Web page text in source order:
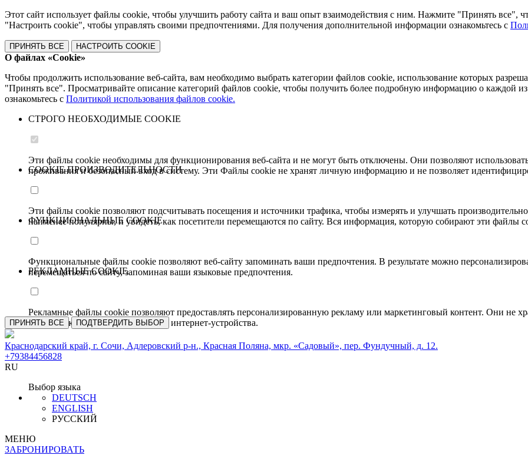
Этот сайт использует файлы cookie, чтобы улучшить работу сайта и ваш опыт взаимодействия с ним. Нажмите "Принять все",
"Настроить cookie", чтобы управлять своими предпочтениями. Для получения дополнительной информации ознакомьтесь с
ПРИНЯТЬ ВСЕ НАСТРОИТЬ COOKIE
О файлах «Cookie»
Чтобы продолжить использование веб-сайта, вам необходимо выбрать категории файлов cookie, использование которых
"Принять все". Просматривайте описание категорий файлов cookie, чтобы получить более подробную информацию о каждой
ознакомьтесь с Политикой использования файлов cookie.
СТРОГО НЕОБХОДИМЫЕ COOKIE
Эти файлы cookie необходимы для функционирования веб-сайта и не могут быть отключены. Они позволяют
проживания и безопасный вход в систему. Эти Файлы cookie не хранят личную информацию и не позволяет
COOKIE ПРОИЗВОДИТЕЛЬНОСТИ
Эти файлы cookie позволяют подсчитывать посещения и источники трафика, чтобы измерять и улучшать
наименее популярны, и увидеть, как посетители перемещаются по сайту. Вся информация, которую собирают эти файлы
ФУНКЦИОНАЛЬНЫЕ COOKIE
Функциональные файлы cookie позволяют веб-сайту запоминать ваши предпочтения. В результате можно
перемещаться по сайту, запоминая ваши языковые предпочтения.
РЕКЛАМНЫЕ COOKIE
Рекламные файлы cookie позволяют предоставлять персонализированную рекламу или маркетинговый контент. Они не
идентификации вашего браузера и интернет-устройства.
ПРИНЯТЬ ВСЕ ПОДТВЕРДИТЬ ВЫБОР
Краснодарский край, г. Сочи, Адлеровский р-н., Красная Поляна, мкр. «Садовый», пер. Фундучный, д. 12.
+79384456828
RU
Выбор языка
DEUTSCH
ENGLISH
РУССКИЙ
МЕНЮ
ЗАБРОНИРОВАТЬ